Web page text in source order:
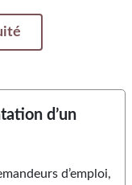
d’un
d’emploi,